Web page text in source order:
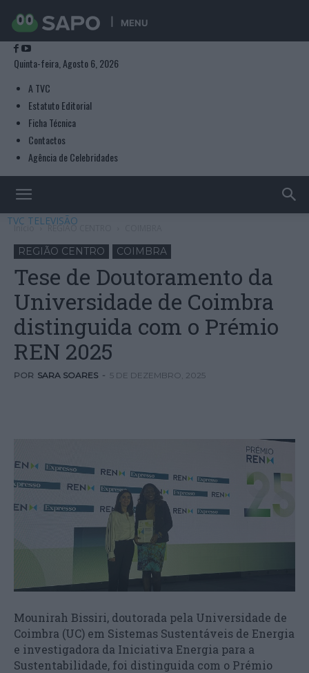
MENU
Quinta-feira, Agosto 6, 2026
A TVC
Estatuto Editorial
Ficha Técnica
Contactos
Agência de Celebridades
TVC TELEVISÃO
Início REGIÃO CENTRO
REGIÃO CENTRO COIMBRA
Tese de Doutoramento da
Universidade de Coimbra
distinguida com o Prémio
REN 2025
POR SARA SOARES - 5 DE DEZEMBRO, 2025
Mounirah Bissiri, doutorada pela Universidade de
Coimbra (UC) em Sistemas Sustentáveis de Energia
e investigadora da Iniciativa Energia para a
Sustentabilidade, foi distinguida com o Prémio